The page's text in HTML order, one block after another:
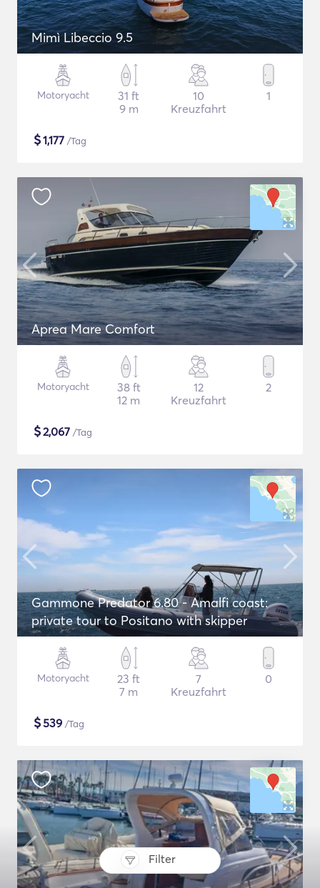
Filter
Mimì Libeccio 9.5
Motoryacht
31 ft
9 m
10
Kreuzfahrt
1
$1,177 /Tag
Aprea Mare Comfort
Motoryacht
38 ft
12 m
12
Kreuzfahrt
2
$2,067 /Tag
Gammone Predator 6.80 - Amalfi coast:
private tour to Positano with skipper
Motoryacht
23 ft
7 m
7
Kreuzfahrt
0
$539 /Tag